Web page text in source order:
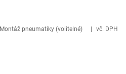
Montáž pneumatiky (volitelné) vč. DPH